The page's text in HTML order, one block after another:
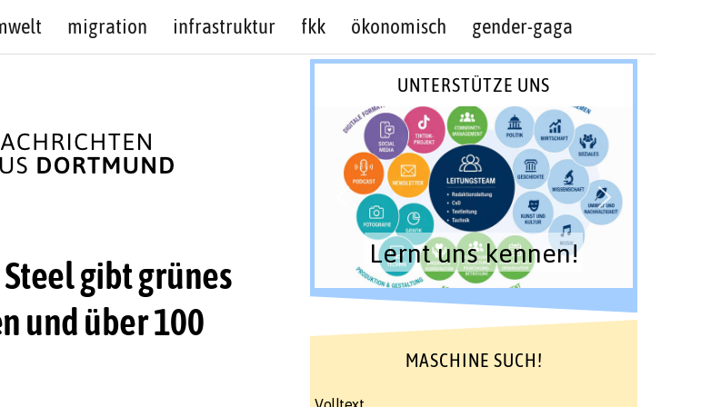
migration infrastruktur fkk ökonomisch gender-gaga
gibt grünes
und über 100
UNTERSTÜTZE UNS
Lernt uns kennen!
MASCHINE SUCH!